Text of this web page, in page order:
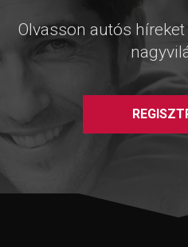
Olvasson autós